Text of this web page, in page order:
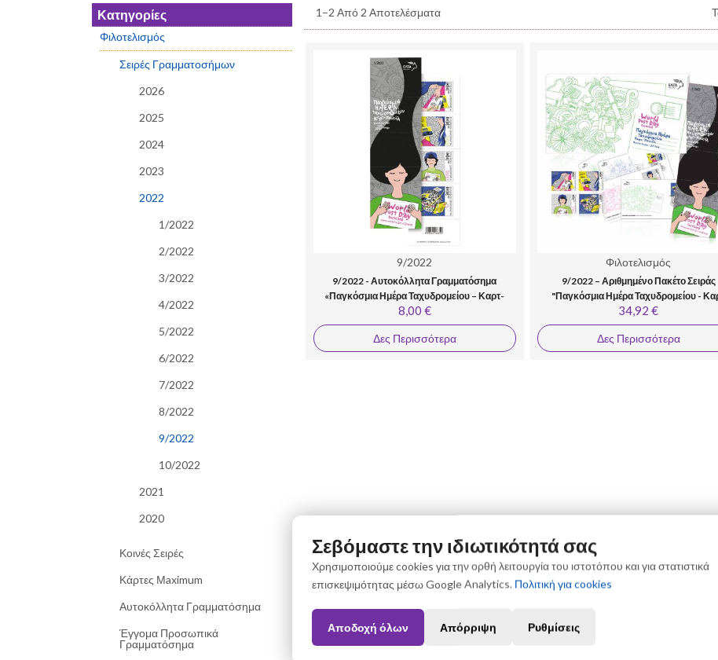
Κατηγορίες
Φιλοτελισμός
Σειρές Γραμματοσήμων
2026
2025
2024
2023
2022
1/2022
2/2022
3/2022
4/2022
5/2022
6/2022
7/2022
8/2022
9/2022
10/2022
2021
2020
Κοινές Σειρές
Κάρτες Μaximum
Αυτοκόλλητα Γραμματόσημα
Έγγομα Προσωπικά
Γραμματόσημα
1–2 Από 2 Αποτελέσματα
9/2022
9/2022 - Αυτοκόλλητα Γραμματόσημα
«Παγκόσμια Ημέρα Ταχυδρομείου – Καρτ-
Ποστάλ»
8,00 €
Δες Περισσότερα
Φιλοτελισμός
9/2022 – Αριθμημένο Πακέτο Σειράς
"Παγκόσμια Ημέρα Ταχυδρομείου -
Ποστάλ»
34,92 €
Δες Περισσότερα
Σεβόμαστε την ιδιωτικότητά σας
Χρησιμοποιούμε cookies για την ορθή λειτουργία του ιστοτόπου και για στατιστικά
επισκεψιμότητας μέσω Google Analytics. Πολιτική για cookies
Αποδοχή όλων Απόρριψη Ρυθμίσεις